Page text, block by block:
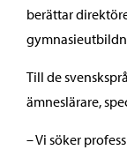
berättar
Till de
ämneslärare,
– Vi söker